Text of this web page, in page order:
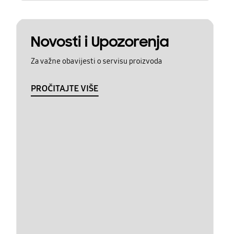
Novosti i Upozorenja
Za važne obavijesti o servisu proizvoda
PROČITAJTE VIŠE